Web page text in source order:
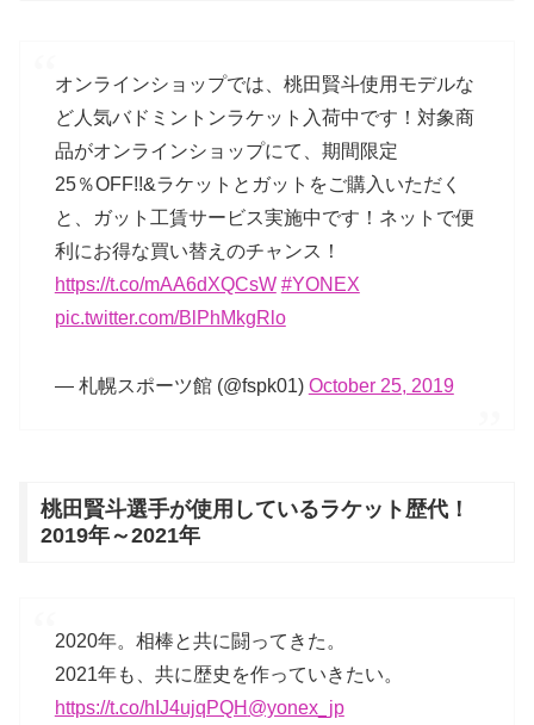
オンラインショップでは、桃田賢斗使用モデルな
ど人気バドミントンラケット入荷中です！対象商
品がオンラインショップにて、期間限定
25％OFF!!&ラケットとガットをご購入いただく
と、ガット工賃サービス実施中です！ネットで便
利にお得な買い替えのチャンス！
https://t.co/mAA6dXQCsW #YONEX
pic.twitter.com/BlPhMkgRlo
— 札幌スポーツ館 (@fspk01) October 25, 2019
桃田賢斗選手が使用しているラケット歴代！
2019年～2021年
2020年。相棒と共に闘ってきた。
2021年も、共に歴史を作っていきたい。
https://t.co/hIJ4ujqPQH @yonex_jp